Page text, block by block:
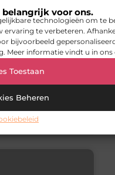
belangrijk voor ons.
technologieën om te
te verbeteren.
bijvoorbeeld
Meer informatie vindt u in ons
Toestaan
Beheren
doeleinden: zijn
voor
house kiest,